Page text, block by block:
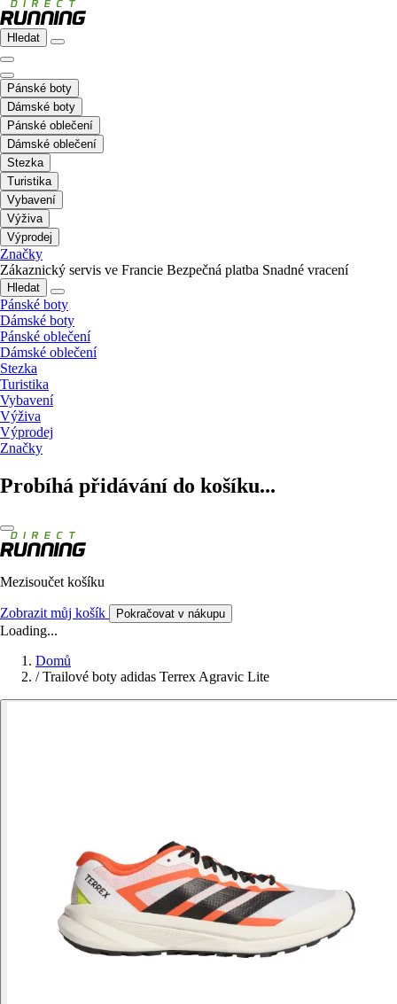
Hledat
Pánské boty
Dámské boty
Pánské oblečení
Dámské oblečení
Stezka
Turistika
Vybavení
Výživa
Výprodej
Značky
Zákaznický servis ve Francie Bezpečná platba Snadné vracení
Hledat
Pánské boty
Dámské boty
Pánské oblečení
Dámské oblečení
Stezka
Turistika
Vybavení
Výživa
Výprodej
Značky
Probíhá přidávání do košíku...
Mezisoučet košíku
Zobrazit můj košík Pokračovat v nákupu
Loading...
Domů
/ Trailové boty adidas Terrex Agravic Lite